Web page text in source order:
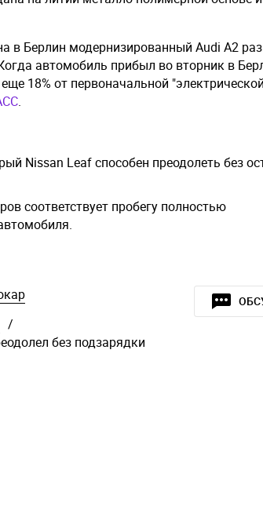
в Берлин модернизированный Audi A2
автомобиль прибыл во вторник в
18% от первоначальной "электрической
.
Nissan Leaf способен преодолеть без
соответствует пробегу полностью
/
без подзарядки